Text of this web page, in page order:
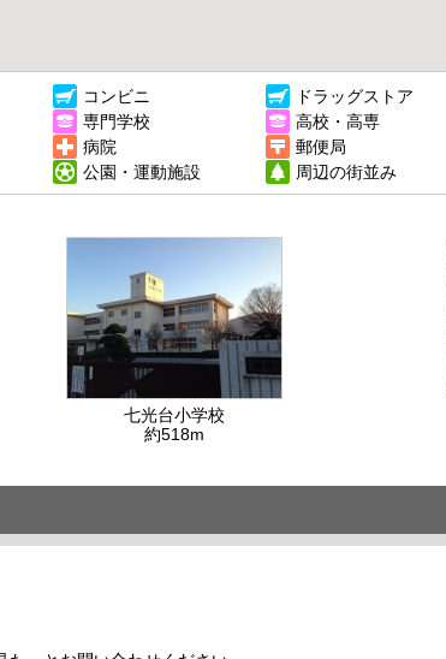
コンビニ ドラッグストア
専門学校 高校・高専
病院 郵便局
公園・運動施設 周辺の街並み
七光台小学校
約518m